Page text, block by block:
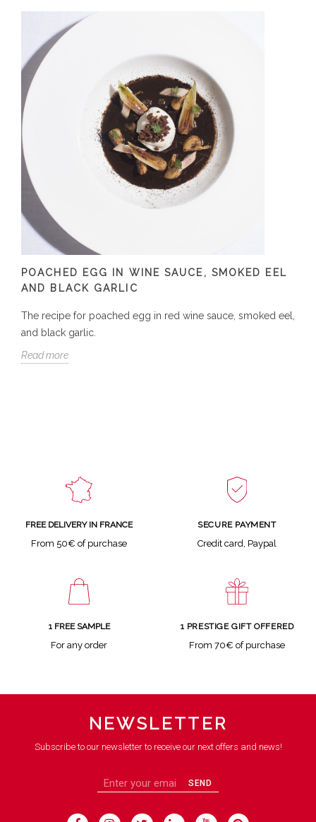
POACHED EGG IN WINE SAUCE, SMOKED EEL
AND BLACK GARLIC
The recipe for poached egg in red wine sauce, smoked eel,
and black garlic.
Read more
FREE DELIVERY IN FRANCE
From 50€ of purchase
SECURE PAYMENT
Credit card, Paypal
1 FREE SAMPLE
For any order
1 PRESTIGE GIFT OFFERED
From 70€ of purchase
NEWSLETTER
Subscribe to our newsletter to receive our next offers and news!
SEND